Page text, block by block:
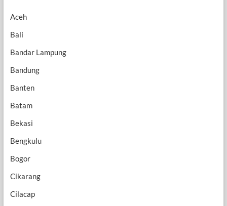
Aceh
Bali
Bandar Lampung
Bandung
Banten
Batam
Bekasi
Bengkulu
Bogor
Cikarang
Cilacap